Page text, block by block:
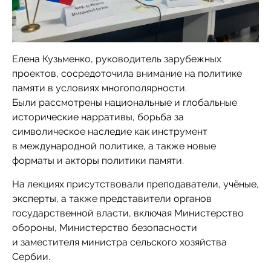
Елена Кузьменко, руководитель зарубежных
проектов, сосредоточила внимание на политике
памяти в условиях многополярности.
Были рассмотрены национальные и глобальные
исторические нарративы, борьба за
символическое наследие как инструмент
в международной политике, а также новые
форматы и акторы политики памяти.
На лекциях присутствовали преподаватели, учёные,
эксперты, а также представители органов
государственной власти, включая Министерство
обороны, Министерство безопасности
и заместителя министра сельского хозяйства
Сербии.